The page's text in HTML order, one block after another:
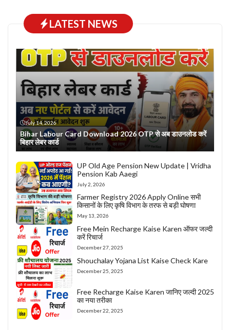
LATEST NEWS
July 14, 2026
Bihar Labour Card Download 2026 OTP से अब डाउनलोड करें
बिहार लेबर कार्ड
UP Old Age Pension New Update | Vridha
Pension Kab Aaegi
July 2, 2026
Farmer Registry 2026 Apply Online सभी
किसानों के लिए कृषि विभाग के तरफ से बड़ी घोषणा
May 13, 2026
Free Mein Recharge Kaise Karen ऑफर जल्दी
करें रिचार्ज
December 27, 2025
Shouchalay Yojana List Kaise Check Kare
December 25, 2025
Free Recharge Kaise Karen जानिए जल्दी 2025
का नया तरीका
December 22, 2025